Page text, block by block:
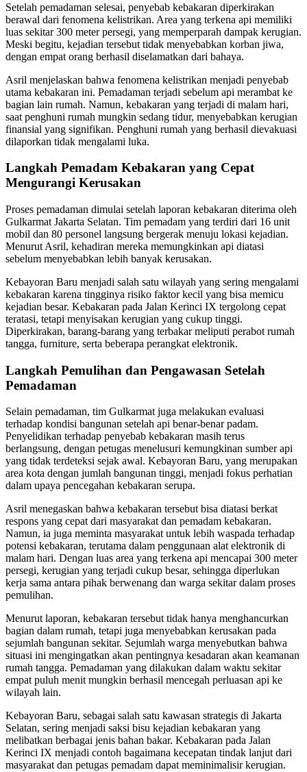
Setelah pemadaman selesai, penyebab kebakaran diperkirakan
berawal dari fenomena kelistrikan. Area yang terkena api memiliki
luas sekitar 300 meter persegi, yang memperparah dampak kerugian.
Meski begitu, kejadian tersebut tidak menyebabkan korban jiwa,
dengan empat orang berhasil diselamatkan dari bahaya.
Asril menjelaskan bahwa fenomena kelistrikan menjadi penyebab
utama kebakaran ini. Pemadaman terjadi sebelum api merambat ke
bagian lain rumah. Namun, kebakaran yang terjadi di malam hari,
saat penghuni rumah mungkin sedang tidur, menyebabkan kerugian
finansial yang signifikan. Penghuni rumah yang berhasil dievakuasi
dilaporkan tidak mengalami luka.
Langkah Pemadam Kebakaran yang Cepat
Mengurangi Kerusakan
Proses pemadaman dimulai setelah laporan kebakaran diterima oleh
Gulkarmat Jakarta Selatan. Tim pemadam yang terdiri dari 16 unit
mobil dan 80 personel langsung bergerak menuju lokasi kejadian.
Menurut Asril, kehadiran mereka memungkinkan api diatasi
sebelum menyebabkan lebih banyak kerusakan.
Kebayoran Baru menjadi salah satu wilayah yang sering mengalami
kebakaran karena tingginya risiko faktor kecil yang bisa memicu
kejadian besar. Kebakaran pada Jalan Kerinci IX tergolong cepat
teratasi, tetapi menyisakan kerugian yang cukup tinggi.
Diperkirakan, barang-barang yang terbakar meliputi perabot rumah
tangga, furniture, serta beberapa perangkat elektronik.
Langkah Pemulihan dan Pengawasan Setelah
Pemadaman
Selain pemadaman, tim Gulkarmat juga melakukan evaluasi
terhadap kondisi bangunan setelah api benar-benar padam.
Penyelidikan terhadap penyebab kebakaran masih terus
berlangsung, dengan petugas menelusuri kemungkinan sumber api
yang tidak terdeteksi sejak awal. Kebayoran Baru, yang merupakan
area kota dengan jumlah bangunan tinggi, menjadi fokus perhatian
dalam upaya pencegahan kebakaran serupa.
Asril menegaskan bahwa kebakaran tersebut bisa diatasi berkat
respons yang cepat dari masyarakat dan pemadam kebakaran.
Namun, ia juga meminta masyarakat untuk lebih waspada terhadap
potensi kebakaran, terutama dalam penggunaan alat elektronik di
malam hari. Dengan luas area yang terkena api mencapai 300 meter
persegi, kerugian yang terjadi cukup besar, sehingga diperlukan
kerja sama antara pihak berwenang dan warga sekitar dalam proses
pemulihan.
Menurut laporan, kebakaran tersebut tidak hanya menghancurkan
bagian dalam rumah, tetapi juga menyebabkan kerusakan pada
sejumlah bangunan sekitar. Sejumlah warga menyebutkan bahwa
situasi ini mengingatkan akan pentingnya kesadaran akan keamanan
rumah tangga. Pemadaman yang dilakukan dalam waktu sekitar
empat puluh menit mungkin berhasil mencegah perluasan api ke
wilayah lain.
Kebayoran Baru, sebagai salah satu kawasan strategis di Jakarta
Selatan, sering menjadi saksi bisu kejadian kebakaran yang
melibatkan berbagai jenis bahan bakar. Kebakaran pada Jalan
Kerinci IX menjadi contoh bagaimana kecepatan tindak lanjut dari
masyarakat dan petugas pemadam dapat meminimalisir kerugian.